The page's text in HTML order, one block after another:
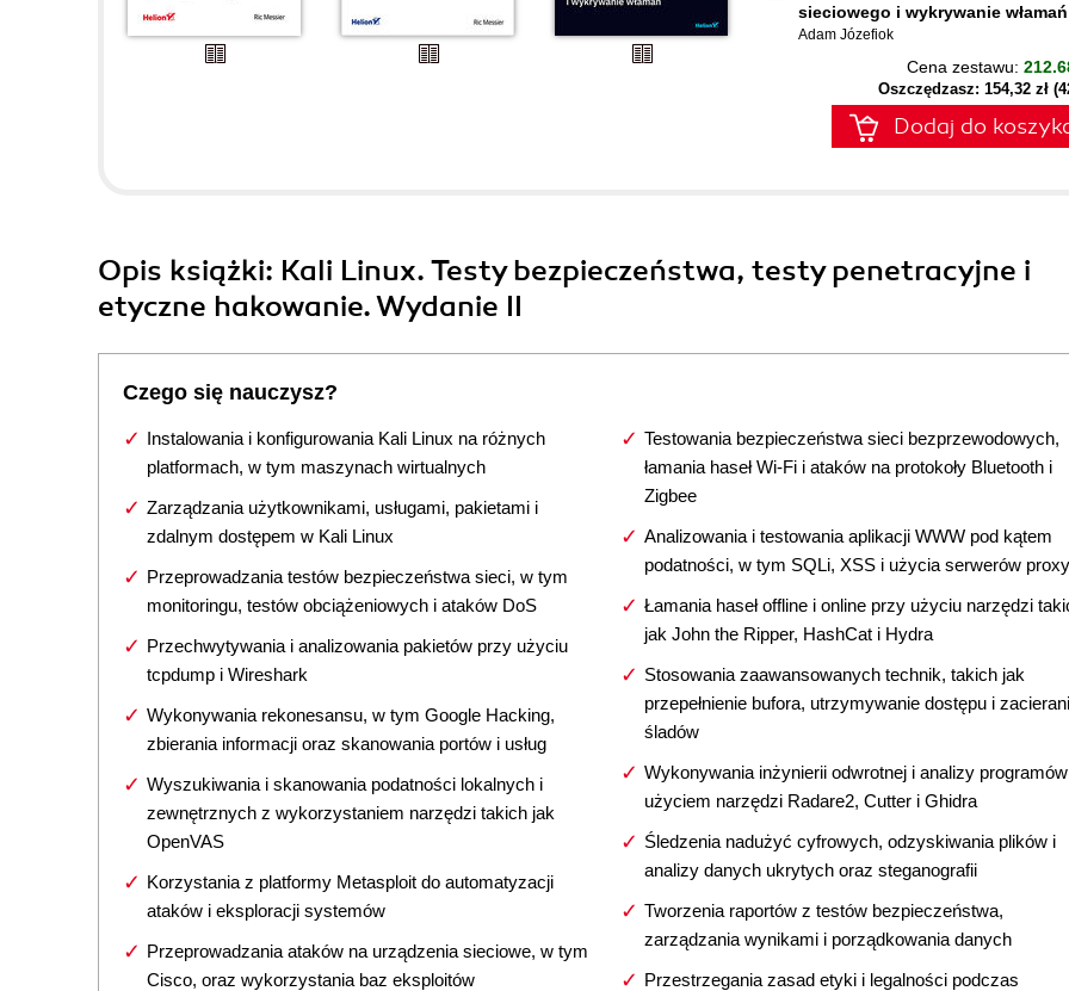
sieciowego i wykrywanie włamań
Adam Józefiok
Cena zestawu:
Oszczędzasz: 154,32 zł
Dodaj do
Opis książki: Kali Linux. Testy bezpieczeństwa, testy penetracyjne i
etyczne hakowanie. Wydanie II
Czego się nauczysz?
Instalowania i konfigurowania Kali Linux na różnych
platformach, w tym maszynach wirtualnych
Zarządzania użytkownikami, usługami, pakietami i
zdalnym dostępem w Kali Linux
Przeprowadzania testów bezpieczeństwa sieci, w tym
monitoringu, testów obciążeniowych i ataków DoS
Przechwytywania i analizowania pakietów przy użyciu
tcpdump i Wireshark
Wykonywania rekonesansu, w tym Google Hacking,
zbierania informacji oraz skanowania portów i usług
Wyszukiwania i skanowania podatności lokalnych i
zewnętrznych z wykorzystaniem narzędzi takich jak
OpenVAS
Korzystania z platformy Metasploit do automatyzacji
ataków i eksploracji systemów
Przeprowadzania ataków na urządzenia sieciowe, w tym
Cisco, oraz wykorzystania baz eksploitów
Testowania bezpieczeństwa sieci bezprzewodowych,
łamania haseł Wi-Fi i ataków na protokoły Bluetooth i
Zigbee
Analizowania i testowania aplikacji WWW pod kątem
podatności, w tym SQLi, XSS i użycia serwerów proxy
Łamania haseł offline i online przy użyciu narzędzi
jak John the Ripper, HashCat i Hydra
Stosowania zaawansowanych technik, takich jak
przepełnienie bufora, utrzymywanie dostępu i
śladów
Wykonywania inżynierii odwrotnej i analizy
użyciem narzędzi Radare2, Cutter i Ghidra
Śledzenia nadużyć cyfrowych, odzyskiwania plików i
analizy danych ukrytych oraz steganografii
Tworzenia raportów z testów bezpieczeństwa,
zarządzania wynikami i porządkowania danych
Przestrzegania zasad etyki i legalności podczas